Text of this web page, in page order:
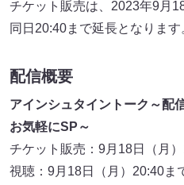
チケット販売は、2023年9月
同日20:40まで延長となります
配信概要
アインシュタイントーク～配
お気軽にSP～
チケット販売：9月18日（月
視聴：9月18日（月）20:40ま